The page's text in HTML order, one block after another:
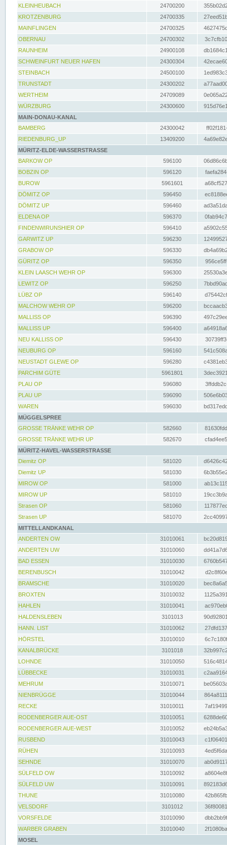
KLEINHEUBACH 24700200
KROTZENBURG
24700335
MAINFLINGEN
24700325
OBERNAU
24700302
RAUNHEIM
24900108
SCHWEINFURT NEUER HAFEN
24300304
STEINBACH
24500100
TRUNSTADT
24300202
WERTHEIM
24709089
WÜRZBURG
24300600
MAIN-DONAU-KANAL
BAMBERG
24300042
RIEDENBURG_UP
13409200
MÜRITZ-ELDE-WASSERSTRASSE
BARKOW OP
596100
BOBZIN OP
596120
BUROW
5961601
DÖMITZ OP
596450
DÖMITZ UP
596460
ELDENA OP
596370
FINDENWIRUNSHIER OP
596410
GARWITZ UP
596230
GRABOW OP
596330
GÜRITZ OP
596350
KLEIN LAASCH WEHR OP
596300
LEWITZ OP
596250
LÜBZ OP
596140
MALCHOW WEHR OP
596200
MALLISS OP
596390
MALLISS UP
596400
NEU KALLISS OP
596430
NEUBURG OP
596160
NEUSTADT GLEWE OP
596280
PARCHIM GÜTE
5961801
PLAU OP
596080
PLAU UP
596090
WAREN
596030
MÜGGELSPREE
GROSSE TRÄNKE WEHR OP
582660
GROSSE TRÄNKE WEHR UP
582670
MÜRITZ-HAVEL-WASSERSTRASSE
Diemitz OP
581020
Diemitz UP
581030
MIROW OP
581000
MIROW UP
581010
Strasen OP
581060
Strasen UP
581070
MITTELLANDKANAL
ANDERTEN OW
31010061
ANDERTEN UW
31010060
BAD ESSEN
31010030
BERENBUSCH
31010042
BRAMSCHE
31010020
BROXTEN
31010032
HAHLEN
31010041
HALDENSLEBEN
3101013
HANN. LIST
31010062
HÖRSTEL
31010010
KANALBRÜCKE
3101018
LOHNDE
31010050
LÜBBECKE
31010031
MEHRUM
31010071
NIENBRÜGGE
31010044
RECKE
31010011
RODENBERGER AUE-OST
31010051
RODENBERGER AUE-WEST
31010052
RUSBEND
31010043
RÜHEN
31010093
SEHNDE
31010070
SÜLFELD OW
31010092
SÜLFELD UW
31010091
THUNE
31010080
VELSDORF
3101012
VORSFELDE
31010090
WARBER GRABEN
31010040
MOSEL